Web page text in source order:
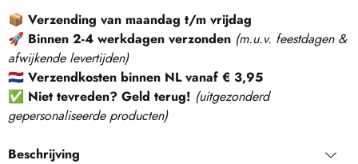
📦 Verzending van maandag t/m vrijdag
🚀 Binnen 2-4 werkdagen verzonden (m.u.v. feestdagen &
afwijkende levertijden)
🇳🇱 Verzendkosten binnen NL vanaf € 3,95
✅ Niet tevreden? Geld terug! (uitgezonderd
gepersonaliseerde producten)
Beschrijving